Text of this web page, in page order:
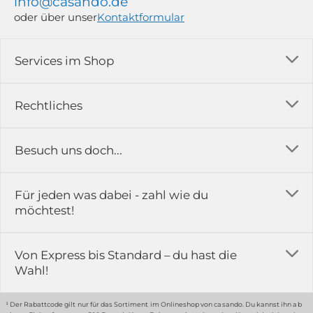
Rechtliches
Impressum
Rückgabe & Reklamation
Widerrufsrecht
Datenschutz-Einstellung
Services im Shop
Versandkosten
Erfahrungsberichte & Bewertungen
Kontakt
Karriere
Gewerbekunden
Grounding Page
Besuch uns doch...
in der Ausstellung...
51789 Lindlar
Hinweis:
oder über unserKontaktformular
Für jeden was dabei - zahl wie du
möchtest!
Von Express bis Standard – du hast die
Wahl!
¹ Der Rabattcode gilt nur für das Sortiment im Onlineshop von casando. Du kannst ihn ab